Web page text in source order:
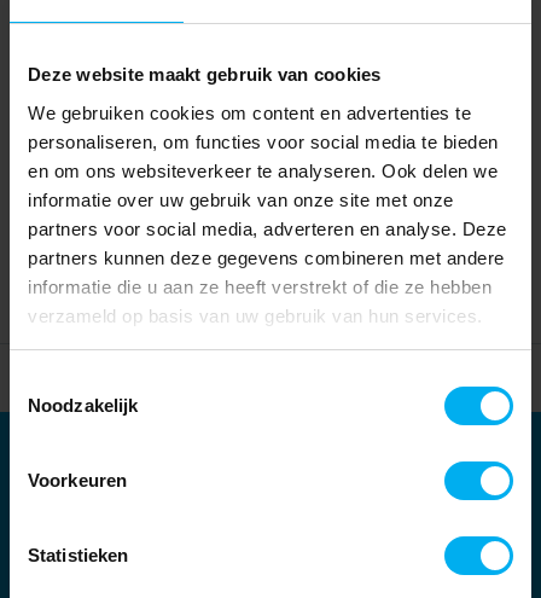
Deze website maakt gebruik van cookies
We gebruiken cookies om content en advertenties te
personaliseren, om functies voor social media te bieden
en om ons websiteverkeer te analyseren. Ook delen we
informatie over uw gebruik van onze site met onze
partners voor social media, adverteren en analyse. Deze
partners kunnen deze gegevens combineren met andere
informatie die u aan ze heeft verstrekt of die ze hebben
verzameld op basis van uw gebruik van hun services.
Noodzakelijk
Voorkeuren
Statistieken
Partners